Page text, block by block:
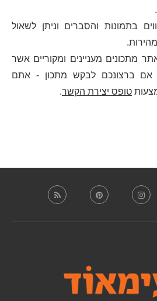
בתמונות והסברים וניתן לשאול
מתכונים מעניינים ומקוריים אשר
אם ברצונכם לבקש מתכון - אתם
טופס יצירת הקשר.